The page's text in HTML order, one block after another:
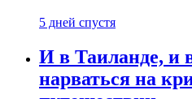
5 дней спустя
И в Таиланде, и
нарваться на